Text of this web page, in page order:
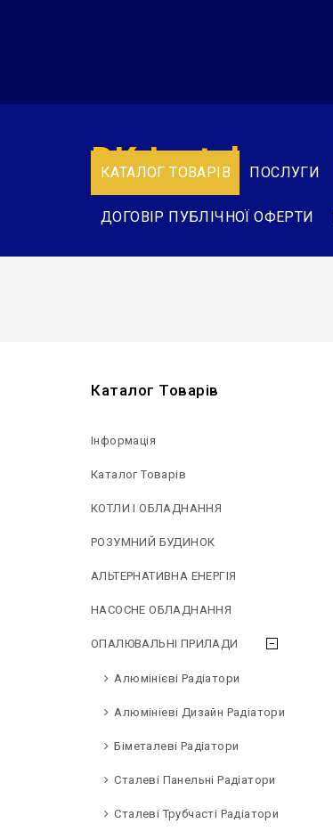
КАТАЛОГ ТОВАРІВ ПОСЛУГИ
ДОГОВІР ПУБЛІЧНОЇ ОФЕРТИ
DK-Instal
Каталог Товарів
Інформація
Каталог Товарів
КОТЛИ І ОБЛАДНАННЯ
РОЗУМНИЙ БУДИНОК
АЛЬТЕРНАТИВНА ЕНЕРГІЯ
НAСОСНЕ ОБЛАДНАННЯ
ОПАЛЮВАЛЬНІ ПРИЛАДИ
Алюмінієві Радіатори
Алюмініеві Дизайн Радіатори
Біметалеві Радіатори
Сталеві Панельні Радіатори
Сталеві Трубчасті Радіатори